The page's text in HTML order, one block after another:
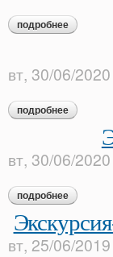
подробнее о
вт, 30/06/
подробнее о
вт, 30/06/
подробнее о
вт, 25/06/